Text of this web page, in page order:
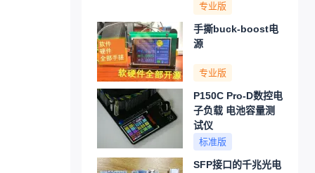
专业版
手撕buck-boost电
源
专业版
P150C Pro-D数控电
子负载 电池容量测
试仪
标准版
SFP接口的千兆光电